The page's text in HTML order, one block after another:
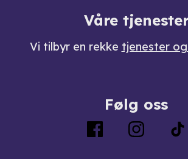
Våre
Vi tilbyr en rekke tjenester
Følg oss